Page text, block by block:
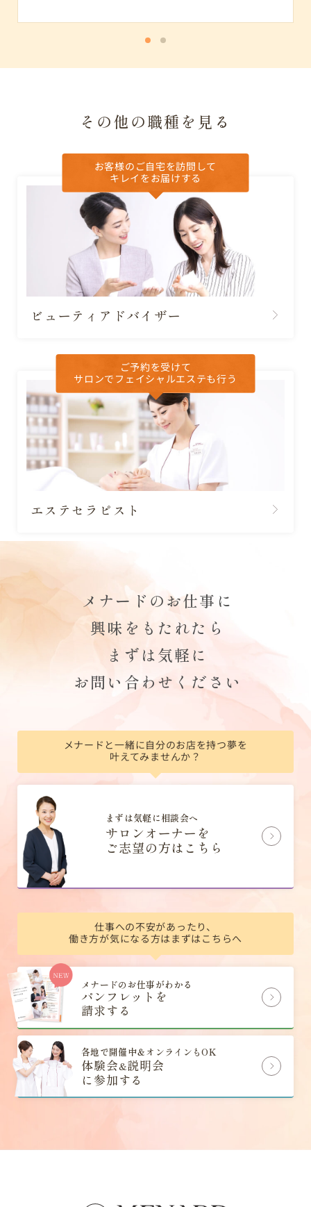
その他の職種を見る
お客様のご自宅を訪問して
キレイをお届けする
ビューティアドバイザー
ご予約を受けて
サロンでフェイシャルエステも行う
エステセラピスト
メナードのお仕事に
興味をもたれたら
まずは気軽に
お問い合わせください
メナードと一緒に自分のお店を持つ夢を
叶えてみませんか？
まずは気軽に相談会へ
サロンオーナーを
ご志望の方はこちら
仕事への不安があったり、
働き方が気になる方はまずはこちらへ
メナードのお仕事がわかる
パンフレットを
請求する
各地で開催中＆オンラインもOK
体験会&説明会
に参加する